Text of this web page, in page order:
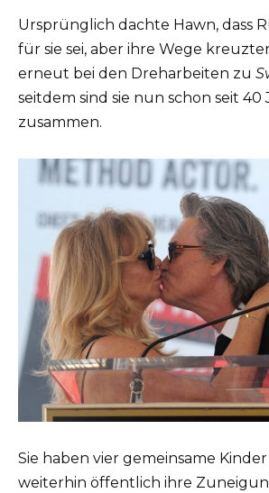
Ursprünglich dachte Hawn, dass
für sie sei, aber ihre Wege
erneut bei den Dreharbeiten zu
seitdem sind sie nun schon seit 40
zusammen.
Sie haben vier gemeinsame
weiterhin öffentlich ihre